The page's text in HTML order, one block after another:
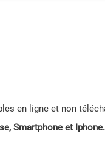
en ligne et non
Smartphone et